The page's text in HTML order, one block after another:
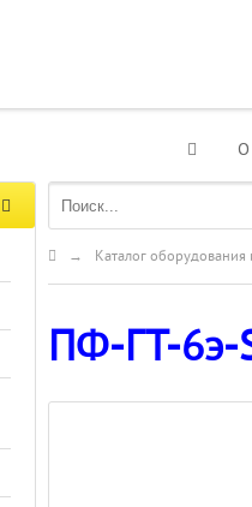
→ Каталог оборудования
ПФ-ГТ-6э-